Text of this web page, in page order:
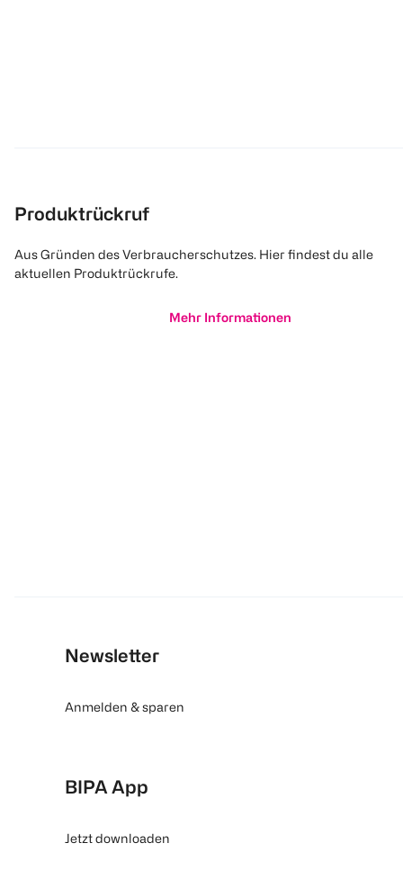
Produktrückruf
Aus Gründen des Verbraucherschutzes. Hier findest du alle
aktuellen Produktrückrufe.
Mehr Informationen
Newsletter
Anmelden & sparen
BIPA App
Jetzt downloaden